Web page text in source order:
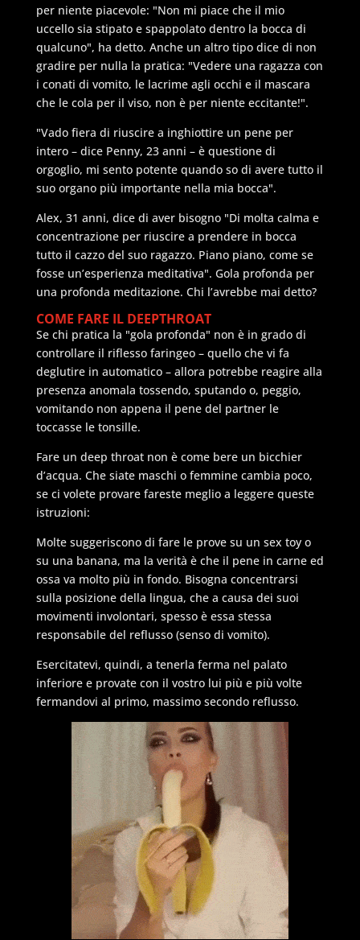
per niente piacevole: "Non mi piace che il mio
uccello sia stipato e spappolato dentro la bocca di
qualcuno", ha detto. Anche un altro tipo dice di non
gradire per nulla la pratica: "Vedere una ragazza con
i conati di vomito, le lacrime agli occhi e il mascara
che le cola per il viso, non è per niente eccitante!".
"Vado fiera di riuscire a inghiottire un pene per
intero – dice Penny, 23 anni – è questione di
orgoglio, mi sento potente quando so di avere tutto il
suo organo più importante nella mia bocca".
Alex, 31 anni, dice di aver bisogno "Di molta calma e
concentrazione per riuscire a prendere in bocca
tutto il cazzo del suo ragazzo. Piano piano, come se
fosse un’esperienza meditativa". Gola profonda per
una profonda meditazione. Chi l’avrebbe mai detto?
COME FARE IL DEEPTHROAT
Se chi pratica la "gola profonda" non è in grado di
controllare il riflesso faringeo – quello che vi fa
deglutire in automatico – allora potrebbe reagire alla
presenza anomala tossendo, sputando o, peggio,
vomitando non appena il pene del partner le
toccasse le tonsille.
Fare un deep throat non è come bere un bicchier
d’acqua. Che siate maschi o femmine cambia poco,
se ci volete provare fareste meglio a leggere queste
istruzioni:
Molte suggeriscono di fare le prove su un sex toy o
su una banana, ma la verità è che il pene in carne ed
ossa va molto più in fondo. Bisogna concentrarsi
sulla posizione della lingua, che a causa dei suoi
movimenti involontari, spesso è essa stessa
responsabile del reflusso (senso di vomito).
Esercitatevi, quindi, a tenerla ferma nel palato
inferiore e provate con il vostro lui più e più volte
fermandovi al primo, massimo secondo reflusso.